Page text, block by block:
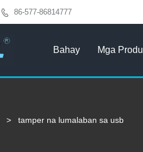
 86-577-86814777
Bahay Mga
> tamper na lumalaban sa usb